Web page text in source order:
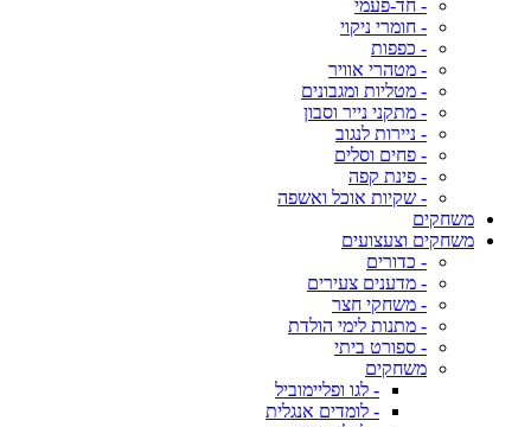
- חד-פעמי
- חומרי ניקוי
- כפפות
- מטהרי אוויר
- מטליות ומגבונים
- מתקני נייר וסבון
- ניירות לנגוב
- פחים וסלים
- פינת קפה
- שקיות אוכל ואשפה
משחקים
משחקים וצעצועים
- כדורים
- מדענים צעירים
- משחקי חצר
- מתנות לימי הולדת
- ספורט ביתי
משחקים
- לגו ופליימוביל
- לומדים אנגלית